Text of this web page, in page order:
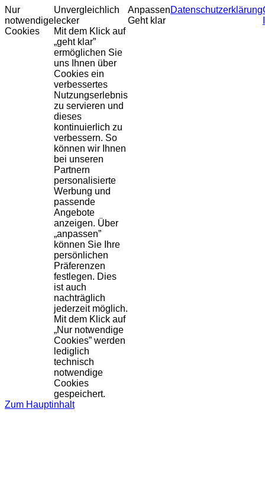
Nur
notwendige
Cookies
Unvergleichlich
lecker
Mit dem Klick auf
„geht klar”
ermöglichen Sie
uns Ihnen über
Cookies ein
verbessertes
Nutzungserlebnis
zu servieren und
dieses
kontinuierlich zu
verbessern. So
können wir Ihnen
bei unseren
Partnern
personalisierte
Werbung und
passende
Angebote
anzeigen. Über
„anpassen”
können Sie Ihre
persönlichen
Präferenzen
festlegen. Dies
ist auch
nachträglich
jederzeit möglich.
Mit dem Klick auf
„Nur notwendige
Cookies” werden
lediglich
technisch
notwendige
Cookies
gespeichert.
Anpassen
Geht klar
Datenschutzerklärung
Zum Hauptinhalt